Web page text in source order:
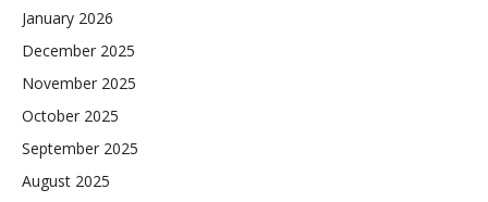
January 2026
December 2025
November 2025
October 2025
September 2025
August 2025